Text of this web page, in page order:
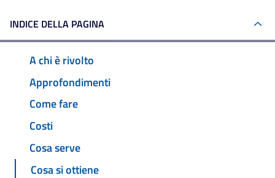
INDICE DELLA PAGINA
A chi è rivolto
Approfondimenti
Come fare
Costi
Cosa serve
Cosa si ottiene